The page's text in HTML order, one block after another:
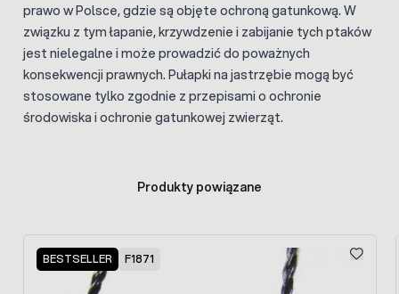
prawo w Polsce, gdzie są objęte ochroną gatunkową. W
związku z tym łapanie, krzywdzenie i zabijanie tych ptaków
jest nielegalne i może prowadzić do poważnych
konsekwencji prawnych. Pułapki na jastrzębie mogą być
stosowane tylko zgodnie z przepisami o ochronie
środowiska i ochronie gatunkowej zwierząt.
Produkty powiązane
BESTSELLER F1871